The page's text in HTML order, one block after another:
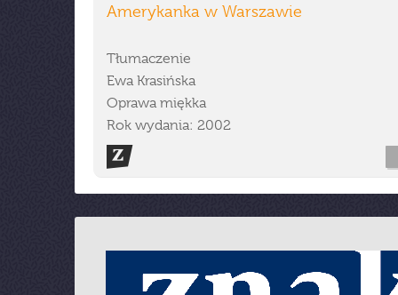
Amerykanka w Warszawie
Tłumaczenie
Ewa Krasińska
Oprawa miękka
Rok wydania: 2002